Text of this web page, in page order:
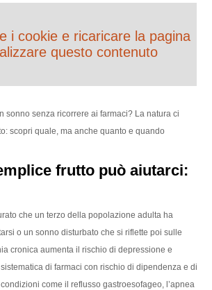
i cookie e ricaricare la pagina
questo contenuto
sonno senza ricorrere ai farmaci? La natura ci
scopri quale, ma anche quanto e quando
frutto può aiutarci:
che un terzo della popolazione adulta ha
o un sonno disturbato che si riflette poi sulle
cronica aumenta il rischio di depressione e
di farmaci con rischio di dipendenza e di
come il reflusso gastroesofageo, l’apnea